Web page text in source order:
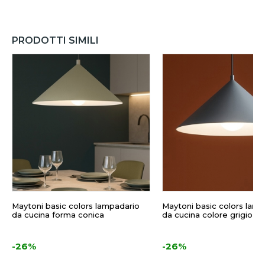
PRODOTTI SIMILI
Maytoni basic colors lampadario
da cucina forma conica
-26%
Maytoni basic colors
da cucina colore grigio
-26%